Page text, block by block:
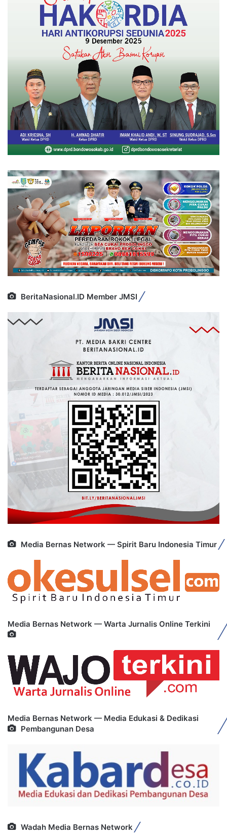
BeritaNasional.ID Member JMSI
Media Bernas Network — Spirit Baru Indonesia Timur
Media Bernas Network — Warta Jurnalis Online Terkini
Media Bernas Network — Media Edukasi & Dedikasi
Pembangunan Desa
Wadah Media Bernas Network